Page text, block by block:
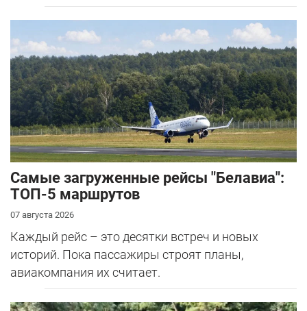
Самые загруженные рейсы "Белавиа":
ТОП-5 маршрутов
07 августа 2026
Каждый рейс – это десятки встреч и новых
историй. Пока пассажиры строят планы,
авиакомпания их считает.